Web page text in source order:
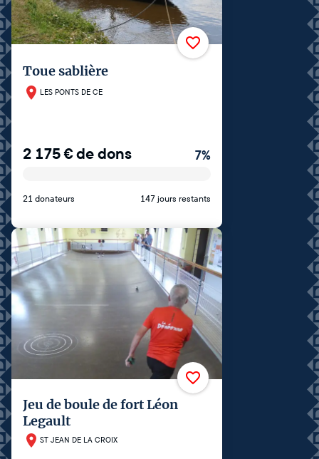
Toue sablière
LES PONTS DE CE
2 175€de dons 7%
21 donateurs 147 jours restants
Jeu de boule de fort Léon
Legault
ST JEAN DE LA CROIX